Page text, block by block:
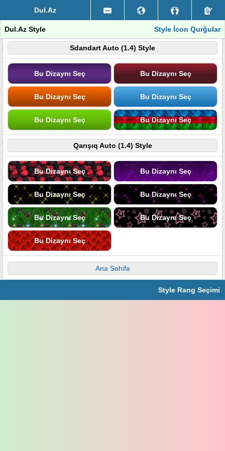
Dul.Az
Dul.Az Style Style İcon Qurğular
Sdandart Auto (1.4) Style
Bu Dizaynı Seç Bu Dizaynı Seç
Bu Dizaynı Seç Bu Dizaynı Seç
Bu Dizaynı Seç Bu Dizaynı Seç
Qarışıq Auto (1.4) Style
Bu Dizaynı Seç Bu Dizaynı Seç
Bu Dizaynı Seç Bu Dizaynı Seç
Bu Dizaynı Seç Bu Dizaynı Seç
Bu Dizaynı Seç
Ana Səhifə
Style Rəng Seçimi